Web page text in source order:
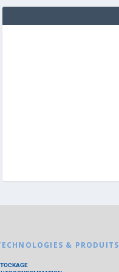
& PRODUITS